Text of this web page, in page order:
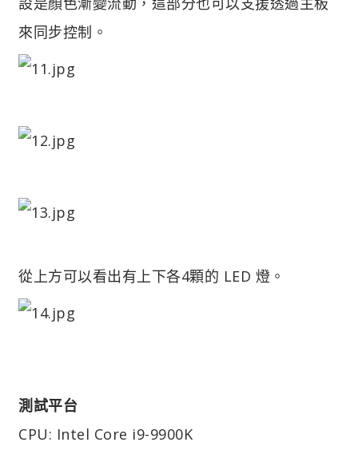
來同步控制。
從上方可以看出有上下各4顆的 LED 燈。
測試平台
CPU: Intel Core i9-9900K